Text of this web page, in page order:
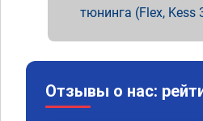
тюнинга (Flex, Kess
Отзывы о нас: